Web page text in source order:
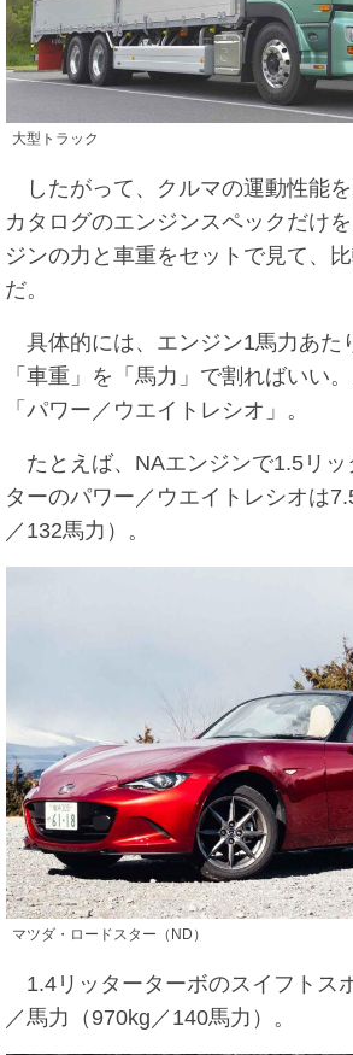
大型トラック
したがって、クルマの運動性能を
カタログのエンジンスペックだけ
ジンの力と車重をセットで見て、
だ。
具体的には、エンジン1馬力あた
「車重」を「馬力」で割ればいい
「パワー／ウエイトレシオ」。
たとえば、NAエンジンで1.5リッ
ターのパワー／ウエイトレシオは
／132馬力）。
マツダ・ロードスター（ND）
1.4リッターターボのスイフトス
／馬力（970kg／140馬力）。